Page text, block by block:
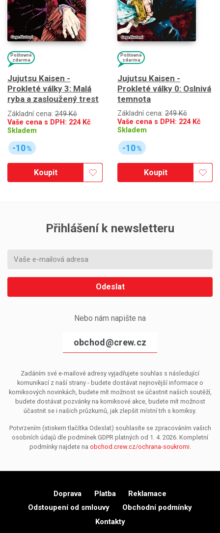
Poštovné
zdarma
Jujutsu Kaisen -
Prokleté války 3: Malá
ryba a zasloužený trest
Základní cena: 249 Kč
Vaše cena s DPH: 224Kč
Skladem
-10%
Koupit
Poštovné
zdarma
Jujutsu Kaisen -
Prokleté války 0: Oslnivá
temnota
Základní cena: 249 Kč
Vaše cena s DPH: 224Kč
Skladem
-10%
Koupit
Přihlášení k newsletteru
Odeslat
Nebo nám napište na
obchod@crew.cz
Zadáním své e-mailové adresy vyjadřujete souhlas s následující
komunikací z naší strany - budete dostávat nejnovější informace o
komiksových novinkách, budete mít možnost se účastnit našich soutěží,
budete dostávat pozvánky na komiksové akce, budete mít možnost
účastnit se i našich průzkumů, jak zlepšit místní trh s komiksy.
Potvrzením (stiskem tlačítka Odeslat) souhlasíte se zpracováním vašich
osobních údajů dle podmínek GDPR platných od 1. 4. 2026. Kompletní
podmínky najdete na obchod.crew.cz/ochrana-soukromi.
Doprava Platba
Reklamace
Odstoupení od smlouvy
Obchodní podmínky
Kontakty